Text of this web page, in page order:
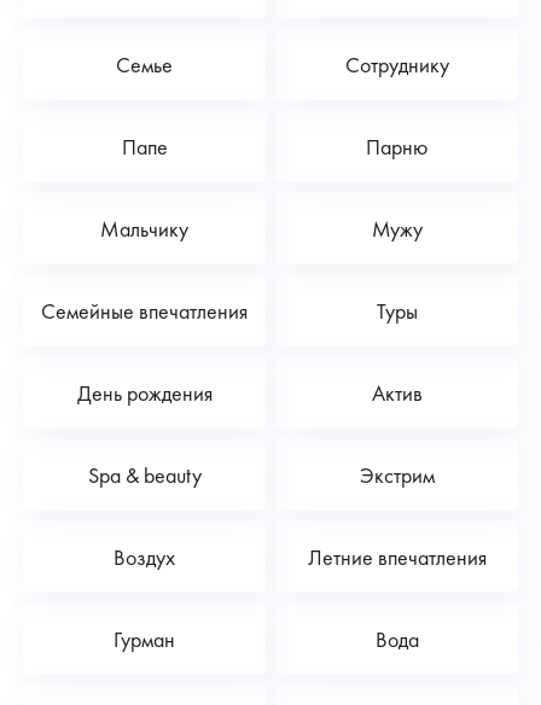
Семье Сотруднику
Папе Парню
Мальчику Мужу
Семейные впечатления Туры
День рождения Актив
Spa & beauty Экстрим
Воздух Летние впечатления
Гурман Вода